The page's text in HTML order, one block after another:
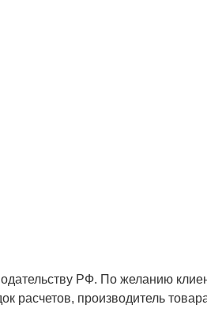
РФ. По желанию
производитель